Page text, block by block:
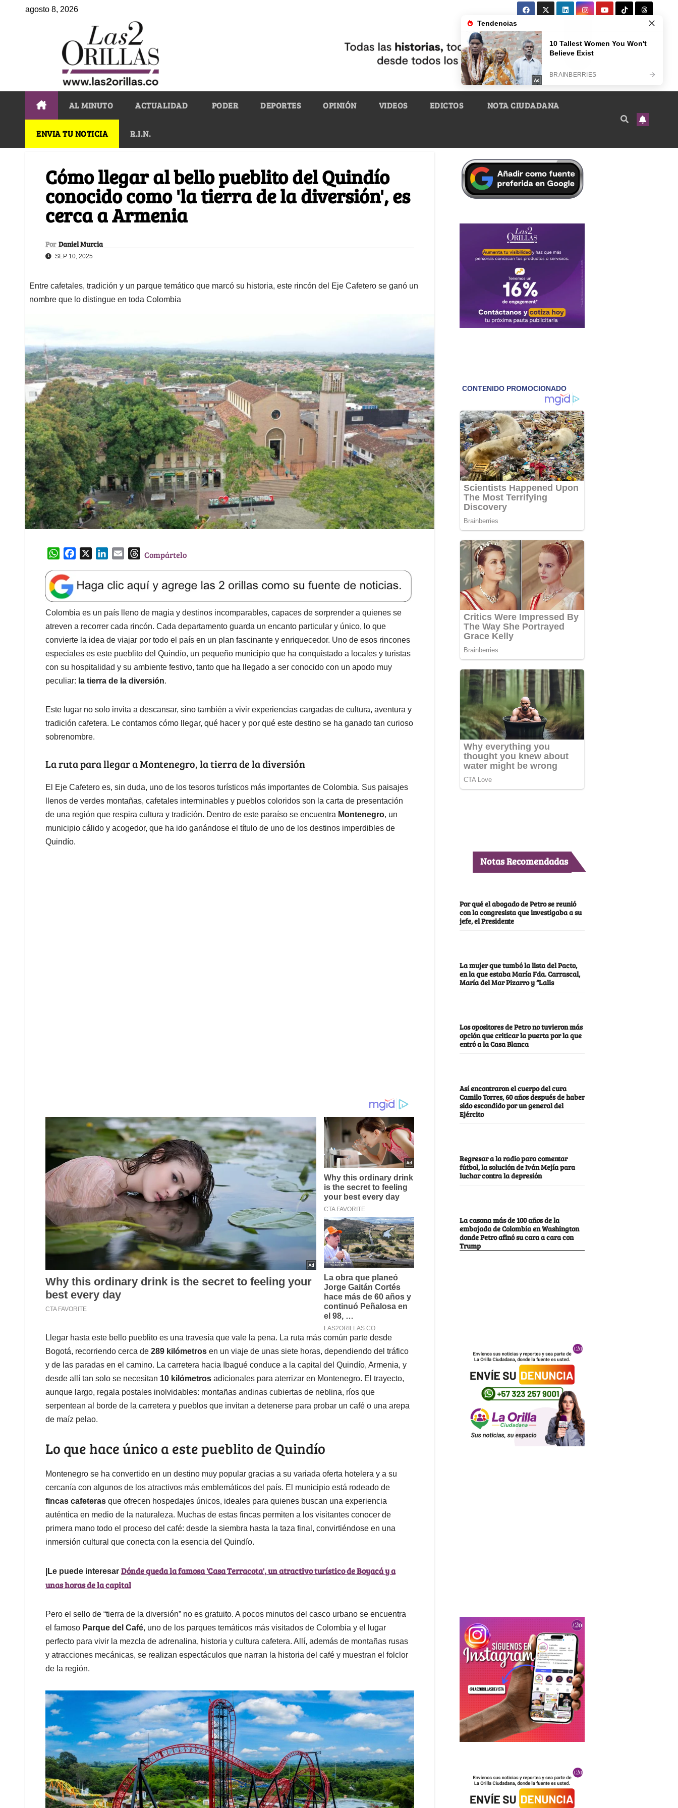
agosto 8, 2026
AL MINUTO ACTUALIDAD PODER DEPORTES OPINIÓN VIDEOS EDICTOS NOTA CIUDADANA
ENVIA TU NOTICIA R.I.N.
Cómo llegar al bello pueblito del Quindío
conocido como 'la tierra de la diversión', es
cerca a Armenia
Por Daniel Murcia
SEP 10, 2025
Entre cafetales, tradición y un parque temático que marcó su historia, este rincón del Eje Cafetero se ganó un
nombre que lo distingue en toda Colombia
W
a
t
s
A
p
p
e
b
o
o
k
k
e
d
I
n
l
T
e
a
d
s
Compártelo
Colombia es un país lleno de magia y destinos incomparables, capaces de sorprender a quienes se
atreven a recorrer cada rincón. Cada departamento guarda un encanto particular y único, lo que
convierte la idea de viajar por todo el país en un plan fascinante y enriquecedor. Uno de esos rincones
especiales es este pueblito del Quindío, un pequeño municipio que ha conquistado a locales y turistas
con su hospitalidad y su ambiente festivo, tanto que ha llegado a ser conocido con un apodo muy
peculiar: la tierra de la diversión.
Este lugar no solo invita a descansar, sino también a vivir experiencias cargadas de cultura, aventura y
tradición cafetera. Le contamos cómo llegar, qué hacer y por qué este destino se ha ganado tan curioso
sobrenombre.
La ruta para llegar a Montenegro, la tierra de la diversión
El Eje Cafetero es, sin duda, uno de los tesoros turísticos más importantes de Colombia. Sus paisajes
llenos de verdes montañas, cafetales interminables y pueblos coloridos son la carta de presentación
de una región que respira cultura y tradición. Dentro de este paraíso se encuentra Montenegro, un
municipio cálido y acogedor, que ha ido ganándose el título de uno de los destinos imperdibles de
Quindío.
Llegar hasta este bello pueblito es una travesía que vale la pena. La ruta más común parte desde
Bogotá, recorriendo cerca de 289 kilómetros en un viaje de unas siete horas, dependiendo del tráfico
y de las paradas en el camino. La carretera hacia Ibagué conduce a la capital del Quindío, Armenia, y
desde allí tan solo se necesitan 10 kilómetros adicionales para aterrizar en Montenegro. El trayecto,
aunque largo, regala postales inolvidables: montañas andinas cubiertas de neblina, ríos que
serpentean al borde de la carretera y pueblos que invitan a detenerse para probar un café o una arepa
de maíz pelao.
Lo que hace único a este pueblito de Quindío
Montenegro se ha convertido en un destino muy popular gracias a su variada oferta hotelera y a su
cercanía con algunos de los atractivos más emblemáticos del país. El municipio está rodeado de
fincas cafeteras que ofrecen hospedajes únicos, ideales para quienes buscan una experiencia
auténtica en medio de la naturaleza. Muchas de estas fincas permiten a los visitantes conocer de
primera mano todo el proceso del café: desde la siembra hasta la taza final, convirtiéndose en una
inmersión cultural que conecta con la esencia del Quindío.
|Le puede interesar Dónde queda la famosa 'Casa Terracota', un atractivo turístico de Boyacá y a
unas horas de la capital
Pero el sello de “tierra de la diversión” no es gratuito. A pocos minutos del casco urbano se encuentra
el famoso Parque del Café, uno de los parques temáticos más visitados de Colombia y el lugar
perfecto para vivir la mezcla de adrenalina, historia y cultura cafetera. Allí, además de montañas rusas
y atracciones mecánicas, se realizan espectáculos que narran la historia del café y muestran el folclor
de la región.
Notas Recomendadas
Por qué el abogado de Petro se reunió
con la congresista que investigaba a su
jefe, el Presidente
La mujer que tumbó la lista del Pacto,
en la que estaba María Fda. Carrascal,
María del Mar Pizarro y “Lalis
Los opositores de Petro no tuvieron más
opción que criticar la puerta por la que
entró a la Casa Blanca
Así encontraron el cuerpo del cura
Camilo Torres, 60 años después de haber
sido escondido por un general del
Ejército
Regresar a la radio para comentar
fútbol, la solución de Iván Mejía para
luchar contra la depresión
La casona más de 100 años de la
embajada de Colombia en Washington
donde Petro afinó su cara a cara con
Trump